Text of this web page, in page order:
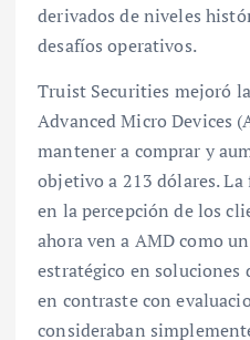
derivados de niveles
desafíos operativos.
Truist Securities mejoró
Advanced Micro Devices
mantener a comprar y
objetivo a 213 dólares.
en la percepción de los
ahora ven a AMD como
estratégico en soluciones
en contraste con
consideraban